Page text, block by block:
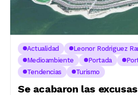
Actualidad
Leonor Rodriguez
Medioambiente
Portada
Tendencias
Turismo
Se acabaron las